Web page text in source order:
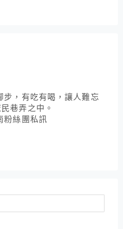
，有吃有喝，讓人難忘
巷弄之中。
粉絲團私訊